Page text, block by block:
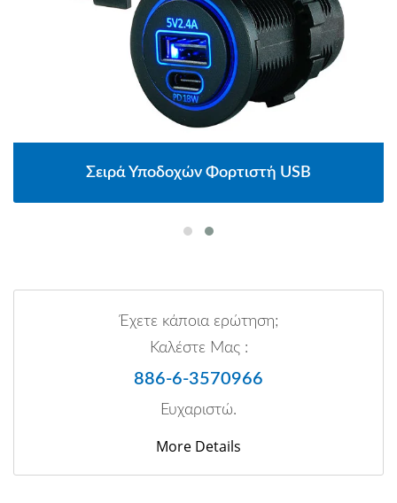
Σειρά Υποδοχών Φορτιστή USB
Έχετε κάποια ερώτηση;
Καλέστε Μας :
886-6-3570966
Ευχαριστώ.
More Details